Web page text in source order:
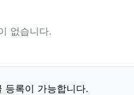
없습니다.
등록이 가능합니다.